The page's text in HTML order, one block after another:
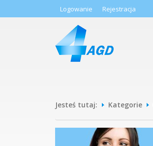
Logowanie Rejestracja
Jesteś tutaj: Kategorie